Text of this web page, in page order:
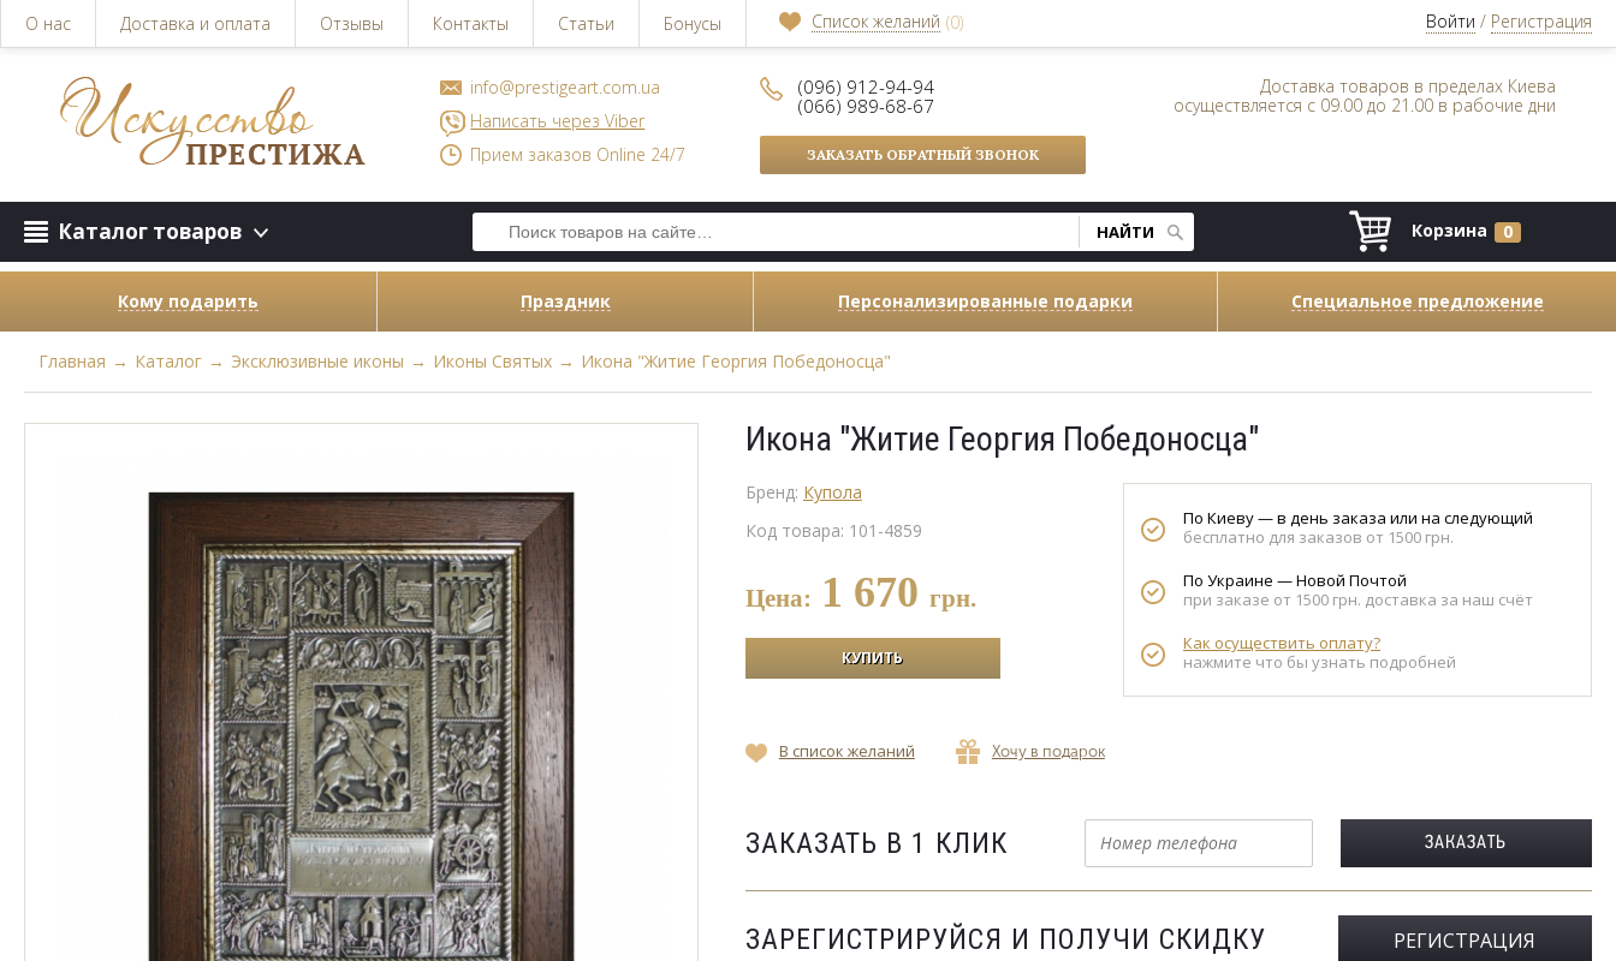
О нас Доставка и оплата Отзывы Контакты Статьи Бонусы Список желаний (0) Войти / Регистрация
info@prestigeart.com.ua
Написать через Viber
Прием заказов Online 24/7
(096) 912-94-94
(066) 989-68-67
ЗАКАЗАТЬ ОБРАТНЫЙ ЗВОНОК
Доставка товаров в пределах Киева
осуществляется с 09.00 до 21.00 в рабочие дни
Каталог товаров Корзина 0
Кому подарить Праздник Персонализированные подарки Специальное предложение
Главная → Каталог → Эксклюзивные иконы → Иконы Святых → Икона "Житие Георгия Победоносца"
Икона "Житие Георгия Победоносца"
Бренд: Купола
Код товара: 101-4859
Цена: 1 670 грн.
По Киеву — в день заказа или на следующий
бесплатно для заказов от 1500 грн.
По Украине — Новой Почтой
при заказе от 1500 грн. доставка за наш счёт
Как осуществить оплату?
нажмите что бы узнать подробней
В список желаний Хочу в подарок
ЗАКАЗАТЬ В 1 КЛИК
ЗАРЕГИСТРИРУЙСЯ И ПОЛУЧИ СКИДКУ РЕГИСТРАЦИЯ